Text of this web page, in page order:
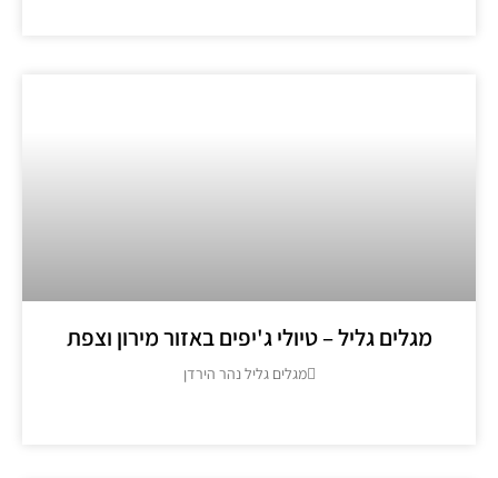
מגלים גליל – טיולי ג'יפים באזור מירון וצפת
מגלים גליל נהר הירדן